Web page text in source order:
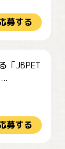
募する
「JBPET
募する